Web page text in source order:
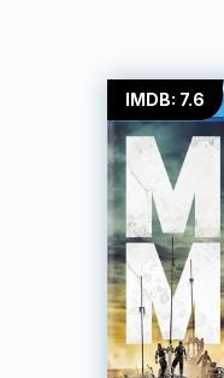
IMDB: 7.6